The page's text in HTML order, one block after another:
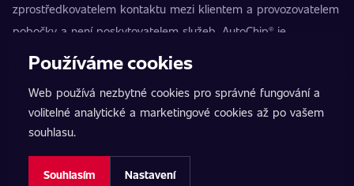
zprostředkovatelem kontaktu mezi klientem a provozovatelem
pobočky a není poskytovatelem služeb. AutoChip® je
registrovaná ochranná známka Petra Kučery. Úpravy, které
nezpůsobilosti vozidla k provozu na pozemních komunikacích.
Přesné informace poskytuje vždy konkrétní provozovatel
pobočky.
Nastavení cookies
Používáme cookies
Web používá nezbytné cookies pro správné fungování a
volitelné analytické a marketingové cookies až po vašem
souhlasu.
Souhlasím Nastavení